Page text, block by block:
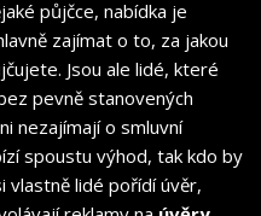
půjčce, nabídka je
zajímat o to, za jakou
Jsou ale lidé, které
pevně stanovených
nezajímají o smluvní
spoustu výhod, tak kdo by
vlastně lidé pořídí úvěr,